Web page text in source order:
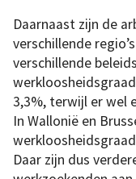
Daarnaast zijn de
verschillende
verschillende
3,3%, terwijl er wel
In Wallonië en
Daar zijn dus